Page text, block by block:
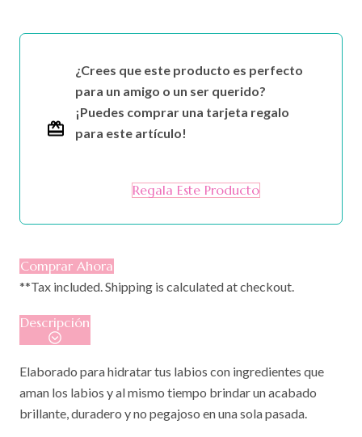
cantidad
¿Crees que este producto es perfecto
para un amigo o un ser querido?
¡Puedes comprar una tarjeta regalo
para este artículo!
Regala Este Producto
Comprar Ahora
**Tax included. Shipping is calculated at checkout.
Descripción
Elaborado para hidratar tus labios con ingredientes que
aman los labios y al mismo tiempo brindar un acabado
brillante, duradero y no pegajoso en una sola pasada.